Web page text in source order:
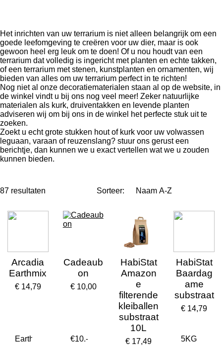
Het inrichten van uw terrarium is niet alleen belangrijk om een
goede leefomgeving te creëren voor uw dier, maar is ook
gewoon heel erg leuk om te doen! Of u nou houdt van een
terrarium dat volledig is ingericht met planten en echte takken,
of een terrarium met stenen, kunstplanten en ornamenten, wij
bieden van alles om uw terrarium perfect in te richten!
Nog niet al onze decoratiematerialen staan al op de website, in
de winkel vindt u bij ons nog veel meer! Zeker natuurlijke
materialen als kurk, druiventakken en levende planten
adviseren wij om bij ons in de winkel het perfecte stuk uit te
zoeken.
Zoekt u echt grote stukken hout of kurk voor uw volwassen
leguaan, varaan of reuzenslang? stuur ons gerust een
berichtje, dan kunnen we u exact vertellen wat we u zouden
kunnen bieden.
87 resultaten Sorteer:
Arcadia
Earthmix
€ 14,79
Cadeaub
on
€ 10,00
HabiStat
Amazon
e
filterende
kleiballen
substraat
10L
€ 17,49
HabiStat
Baardag
ame
substraat
€ 14,79